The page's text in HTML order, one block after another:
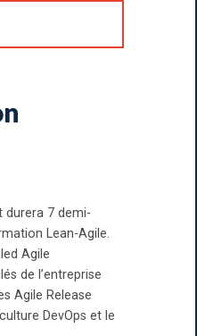
durera 7 demi-
Lean-Agile.
Agile
de l’entreprise
Agile Release
DevOps et le